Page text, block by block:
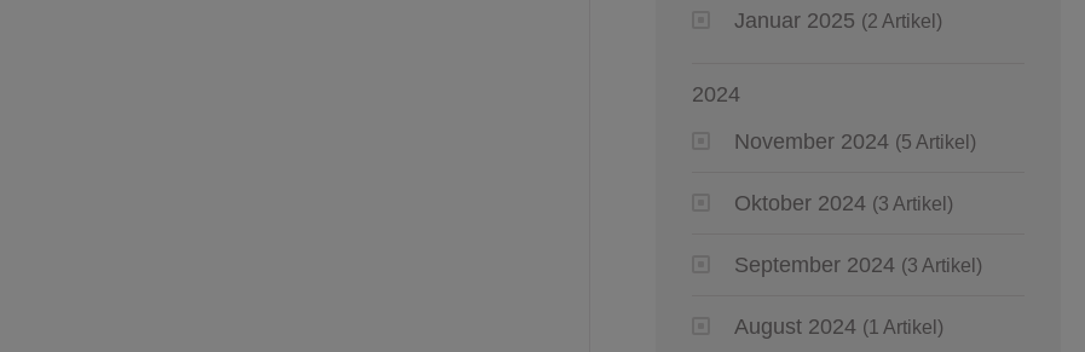
Januar 2025 (2 Artikel)
2024
November 2024 (5 Artikel)
Oktober 2024 (3 Artikel)
September 2024 (3 Artikel)
August 2024 (1 Artikel)